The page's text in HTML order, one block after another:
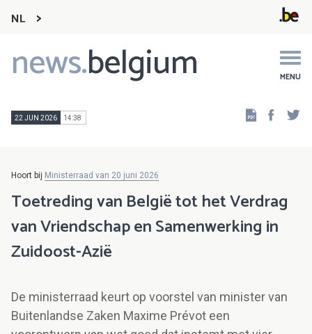
NL
news.belgium MENU
Main
navigation
22 JUN 2026 14:38
Hoort bij Ministerraad van 20 juni 2026
Toetreding van België tot het Verdrag
van Vriendschap en Samenwerking in
Zuidoost-Azië
De ministerraad keurt op voorstel van minister van
Buitenlandse Zaken Maxime Prévot een